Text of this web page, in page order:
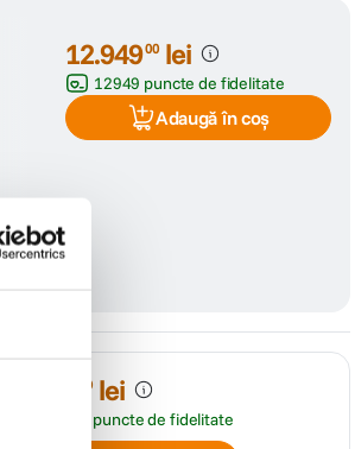
12.94900 lei
12949 puncte de fidelitate
Adaugă în coș
99 lei
399 puncte de fidelitate